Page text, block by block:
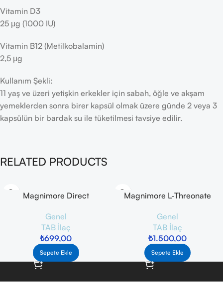
Vitamin D3
25 μg (1000 IU)
Vitamin B12 (Metilkobalamin)
2,5 μg
Kullanım Şekli:
11 yaş ve üzeri yetişkin erkekler için sabah, öğle ve akşam
yemeklerden sonra birer kapsül olmak üzere günde 2 veya 3
kapsülün bir bardak su ile tüketilmesi tavsiye edilir.
RELATED PRODUCTS
Magnimore Direct
Genel
TAB İlaç
₺699,00
Sepete Ekle
Magnimore L-Threonate
Gıda 90 Kapsül
Genel
TAB İlaç
₺1.500,00
Sepete Ekle